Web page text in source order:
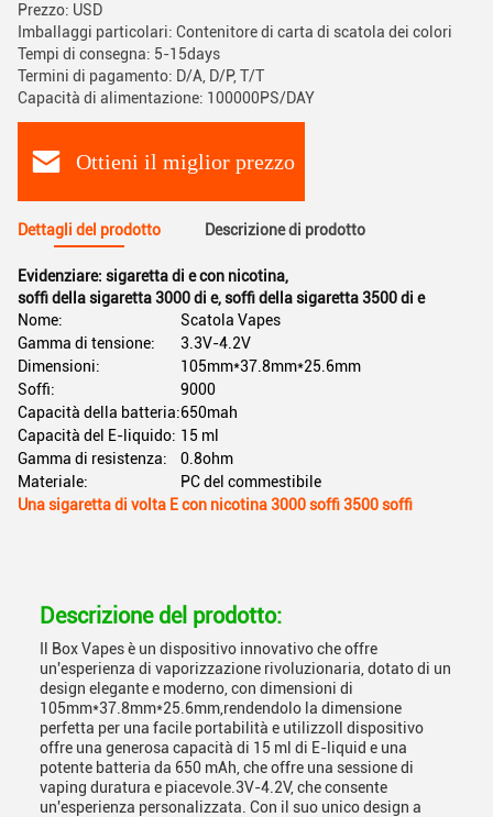
Prezzo: USD
Imballaggi particolari: Contenitore di carta di scatola dei colori
Tempi di consegna: 5-15days
Termini di pagamento: D/A, D/P, T/T
Capacità di alimentazione: 100000PS/DAY
Ottieni il miglior prezzo
Dettagli del prodotto Descrizione di prodotto
Evidenziare: sigaretta di e con nicotina,
soffi della sigaretta 3000 di e,soffi della sigaretta 3500 di e
Nome:
Scatola Vapes
Gamma di tensione:
3.3V-4.2V
Dimensioni:
105mm*37.8mm*25.6mm
Soffi:
9000
Capacità della batteria:650mah
Capacità del E-liquido: 15 ml
Gamma di resistenza:
0.8ohm
Materiale:
PC del commestibile
Una sigaretta di volta E con nicotina 3000 soffi 3500 soffi
Descrizione del prodotto:
Il Box Vapes è un dispositivo innovativo che offre
un'esperienza di vaporizzazione rivoluzionaria, dotato di un
design elegante e moderno, con dimensioni di
105mm*37.8mm*25.6mm,rendendolo la dimensione
perfetta per una facile portabilità e utilizzoIl dispositivo
offre una generosa capacità di 15 ml di E-liquid e una
potente batteria da 650 mAh, che offre una sessione di
vaping duratura e piacevole.3V-4.2V, che consente
un'esperienza personalizzata. Con il suo unico design a